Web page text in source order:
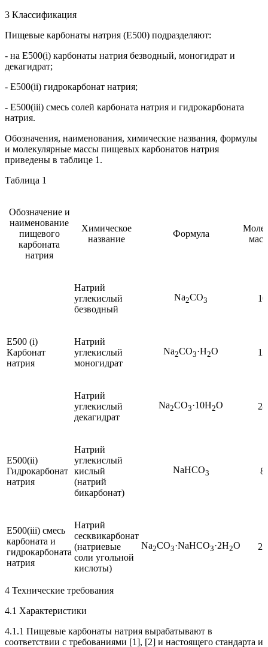
3 Классификация
Пищевые карбонаты натрия (Е500) подразделяют:
- на E500(i) карбонаты натрия безводный, моногидрат и
декагидрат;
- E500(ii) гидрокарбонат натрия;
- E500(iii) смесь солей карбоната натрия и гидрокарбоната
натрия.
Обозначения, наименования, химические названия, формулы
и молекулярные массы пищевых карбонатов натрия
приведены в таблице 1.
Таблица 1
Обозначение и
наименование
пищевого
карбоната
натрия
Химическое
название
Формула
Е500 (i)
Карбонат
натрия
Натрий
углекислый
безводный
Na2CO3
Натрий
углекислый
моногидрат
Na2CO3·H2O
Натрий
углекислый
декагидрат
Na2CO3·10H2O
E500(ii)
Гидрокарбонат
натрия
Натрий
углекислый
кислый
(натрий
бикарбонат)
NaHCO3
E500(iii) смесь
карбоната и
гидрокарбоната
натрия
Натрий
сесквикарбонат
(натриевые
соли угольной
кислоты)
Na2CO3·NaHCO3·2H2O
4 Технические требования
4.1 Характеристики
4.1.1 Пищевые карбонаты натрия вырабатывают в
соответствии с требованиями [1], [2] и настоящего стандарта и